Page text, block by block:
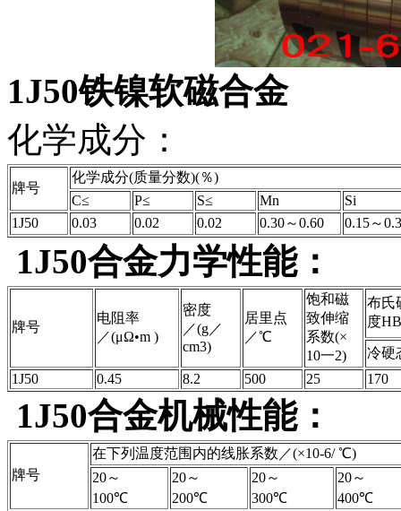
1J50铁镍软磁合金
化学成分：
牌号
化学成分(质量分数)(％)
C≤
P≤ S≤ Mn
Si
1J50
0.03 0.02 0.02 0.30～0.60 0.15～
1J50合金力学性能：
牌号
电阻率
／(μΩ•m )
密度
／(g／
cm3)
居里点
／℃
饱和磁
致伸缩
系数(×
10一2)
布氏
度
冷硬
1J50
0.45 8.2 500 25 170
1J50合金机械性能：
牌号
在下列温度范围内的线胀系数／(×10-6/ ℃)
20～
100℃
20～
200℃
20～
300℃
20～
400℃